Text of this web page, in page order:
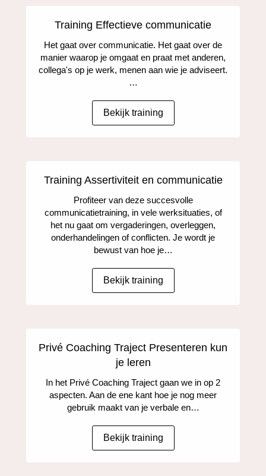
Training Effectieve communicatie
Het gaat over communicatie. Het gaat over de
manier waarop je omgaat en praat met anderen,
collega's op je werk, menen aan wie je adviseert.
…
Bekijk training
Training Assertiviteit en communicatie
Profiteer van deze succesvolle
communicatietraining, in vele werksituaties, of
het nu gaat om vergaderingen, overleggen,
onderhandelingen of conflicten. Je wordt je
bewust van hoe je…
Bekijk training
Privé Coaching Traject Presenteren kun
je leren
In het Privé Coaching Traject gaan we in op 2
aspecten. Aan de ene kant hoe je nog meer
gebruik maakt van je verbale en…
Bekijk training